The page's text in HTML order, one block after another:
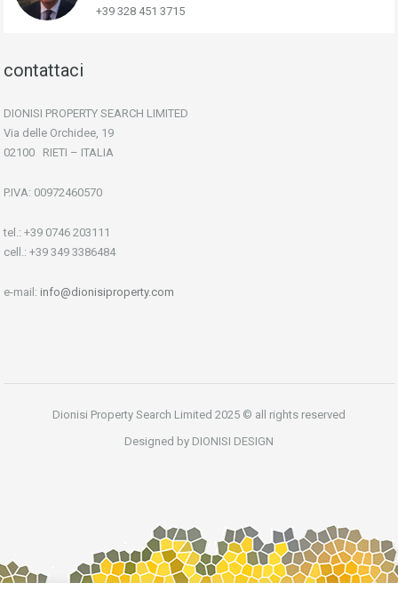
+39 328 451 3715
contattaci
DIONISI PROPERTY SEARCH LIMITED
Via delle Orchidee, 19
02100 RIETI – ITALIA
P.IVA: 00972460570
tel.: +39 0746 203111
cell.: +39 349 3386484
e-mail: info@dionisiproperty.com
Dionisi Property Search Limited 2025 © all rights reserved
Designed by DIONISI DESIGN